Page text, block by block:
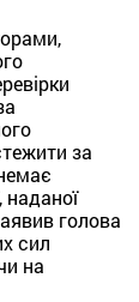
за
наданої
голова
сил
на